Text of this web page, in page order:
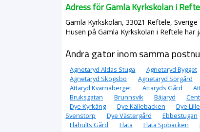
Adress för Gamla Kyrkskolan i
Gamla Kyrkskolan, 33021 Reftele, Sverige
Husen på Gamla Kyrkskolan i Reftele har
Andra gator inom samma
Agnetaryd Aldas Stuga Agnetaryd Bygget
Agnetaryd Skogsbo
Agnetaryd Sörgård
Attaryd Kvarnaberget
Attaryds Gård
Bruksgatan
Brunnsvik Bäjaryd
Dye Kyrkäng
Dye Källebacken Dye
Svenstorp
Dye Västergård Ebbestugan
Flahults Gård
Flata Flata Sjöbacken